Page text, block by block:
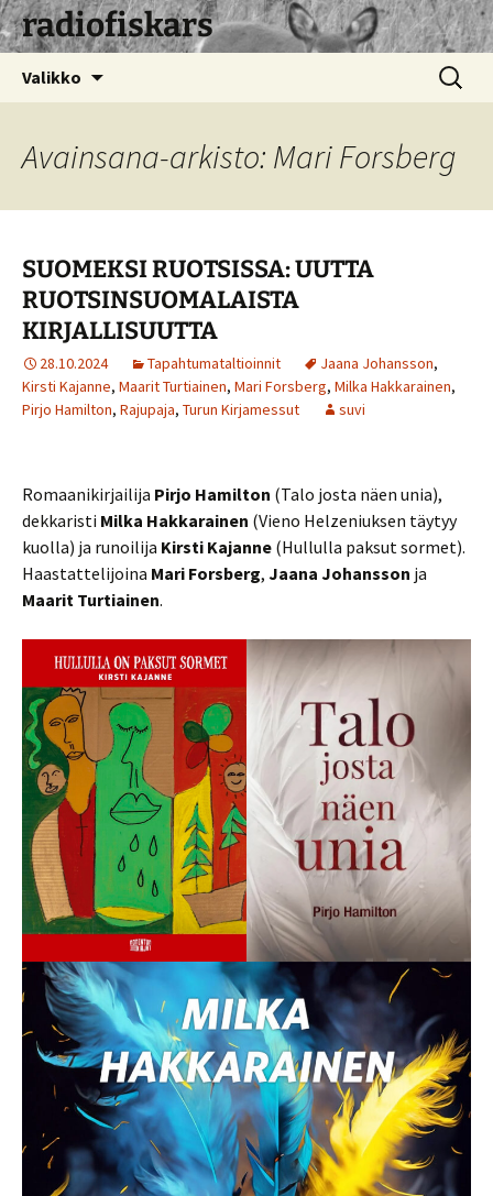
radiofiskars
Valikko Haku:
Avainsana-arkisto: Mari Forsberg
SUOMEKSI RUOTSISSA: UUTTA
RUOTSINSUOMALAISTA
KIRJALLISUUTTA
28.10.2024 Tapahtumataltioinnit Jaana Johansson,
Kirsti Kajanne, Maarit Turtiainen, Mari Forsberg, Milka Hakkarainen,
Pirjo Hamilton, Rajupaja, Turun Kirjamessut suvi
Romaanikirjailija Pirjo Hamilton (Talo josta näen unia),
dekkaristi Milka Hakkarainen (Vieno Helzeniuksen täytyy
kuolla) ja runoilija Kirsti Kajanne (Hullulla paksut sormet).
Haastattelijoina Mari Forsberg, Jaana Johansson ja
Maarit Turtiainen.